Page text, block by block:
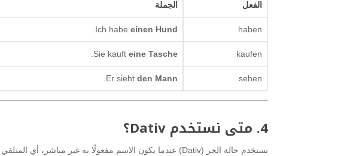
الفعل الجملة
haben
Ich habe einen Hund
kaufen
Sie kauft eine Tasche
sehen
Er sieht den Mann
4. متى نستخدم Dativ؟
نستخدم حالة الجر (Dativ) عندما يكون الاسم مفعولًا به غير مباشر، أي المتلقي للفعل.